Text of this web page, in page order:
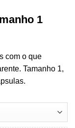
1
com o que
Tamanho 1,